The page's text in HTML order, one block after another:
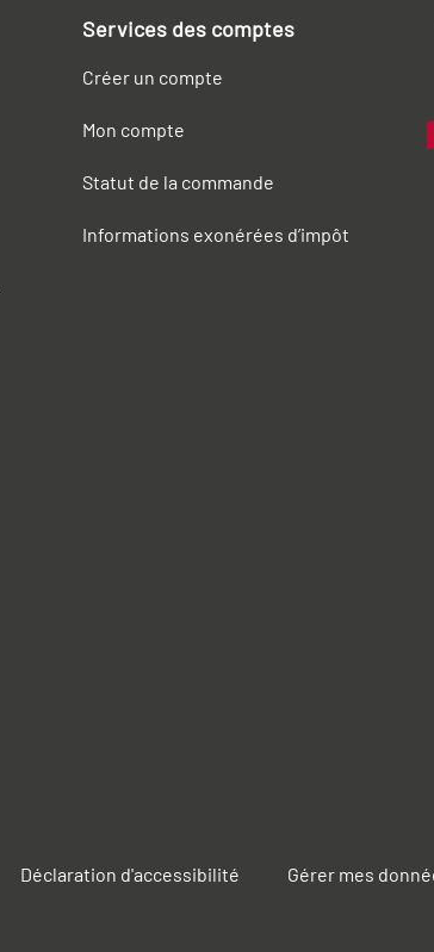
Services des comptes
Créer un compte
Mon compte
Statut de la commande
Informations exonérées d’impôt
Déclaration d'accessibilité Gérer mes